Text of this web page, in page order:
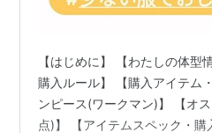
【はじめに】 【わたしの体型
購入ルール】 【購入アイテム
ンピース(ワークマン)】 【
点)】 【アイテムスペック・